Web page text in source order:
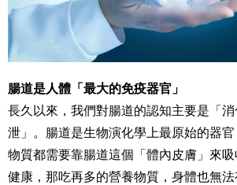
腸道是人體「最大的免疫器官」
長久以來，我們對腸道的認知主要是「
泄」。腸道是生物演化學上最原始的器
物質都需要靠腸道這個「體內皮膚」來
健康，那吃再多的營養物質，身體也無